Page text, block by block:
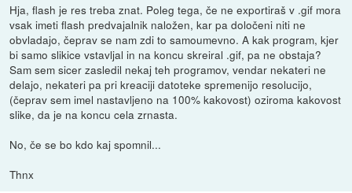
Hja, flash je res treba znat. Poleg tega, če ne exportiraš v .gif mora
vsak imeti flash predvajalnik naložen, kar pa določeni niti ne
obvladajo, čeprav se nam zdi to samoumevno. A kak program, kjer
bi samo slikice vstavljal in na koncu skreiral .gif, pa ne obstaja?
Sam sem sicer zasledil nekaj teh programov, vendar nekateri ne
delajo, nekateri pa pri kreaciji datoteke spremenijo resolucijo,
(čeprav sem imel nastavljeno na 100% kakovost) oziroma kakovost
slike, da je na koncu cela zrnasta.
No, če se bo kdo kaj spomnil...
Thnx